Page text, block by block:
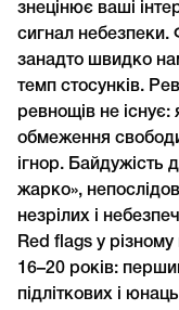
знецінює ваші
сигнал
занадто швидко
темп стосунків.
ревнощів не
обмеження
ігнор. Байдужість
жарко»,
незрілих і
Red flags у різному
16–20 років:
підліткових і